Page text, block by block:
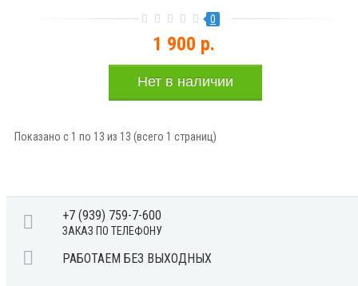
0
1 900 р.
Нет в наличии
Показано с 1 по 13 из 13 (всего 1 страниц)
+7 (939) 759-7-600
ЗАКАЗ ПО ТЕЛЕФОНУ
РАБОТАЕМ БЕЗ ВЫХОДНЫХ